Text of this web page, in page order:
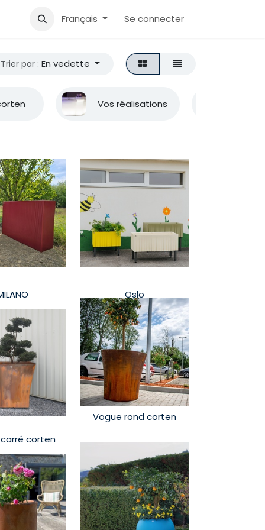
AideFrançais Se connecter
Trier par : En vedette
Vos réalisations
Oslo
corten
Vogue rond corten